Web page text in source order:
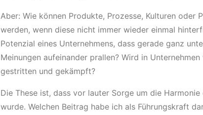
Aber: Wie können Produkte, Prozesse, Kulturen oder
werden, wenn diese nicht immer wieder einmal
Potenzial eines Unternehmens, dass gerade ganz
Meinungen aufeinander prallen? Wird in
gestritten und gekämpft?
Die These ist, dass vor lauter Sorge um die
wurde. Welchen Beitrag habe ich als Führungskraft